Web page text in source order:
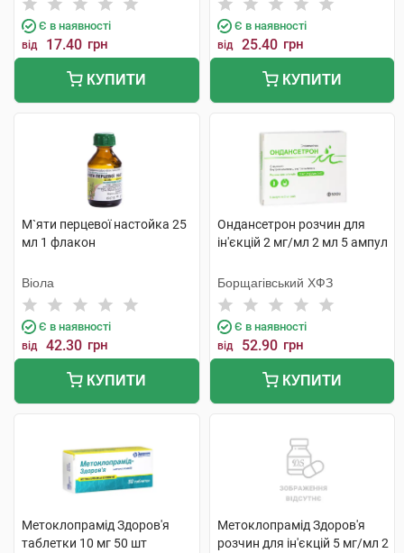
Є в наявності
від 17.40 грн
КУПИТИ
Є в наявності
від 25.40 грн
КУПИТИ
М`яти перцевої настойка 25
мл 1 флакон
Віола
Є в наявності
від 42.30 грн
КУПИТИ
Ондансетрон розчин для
ін'єкцій 2 мг/мл 2 мл 5 ампул
Борщагівський ХФЗ
Є в наявності
від 52.90 грн
КУПИТИ
Метоклопрамід Здоров'я
таблетки 10 мг 50 шт
Метоклопрамід Здоров'я
розчин для ін'єкцій 5 мг/мл 2